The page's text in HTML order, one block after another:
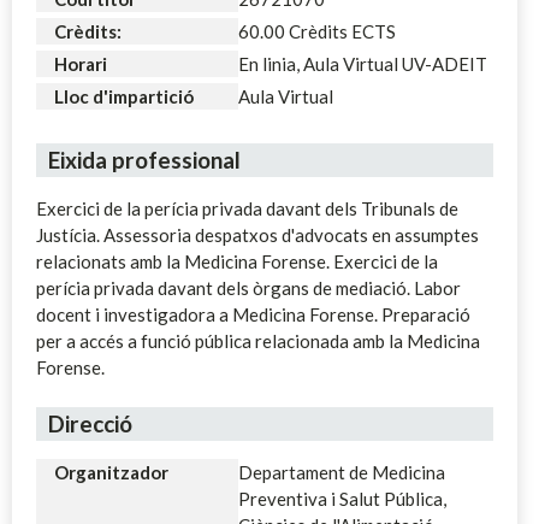
Crèdits:
60.00 Crèdits ECTS
Horari
En linia, Aula Virtual UV-ADEIT
Lloc d'impartició
Aula Virtual
Eixida professional
Exercici de la perícia privada davant dels Tribunals de
Justícia. Assessoria despatxos d'advocats en assumptes
relacionats amb la Medicina Forense. Exercici de la
perícia privada davant dels òrgans de mediació. Labor
docent i investigadora a Medicina Forense. Preparació
per a accés a funció pública relacionada amb la Medicina
Forense.
Direcció
Organitzador
Departament de Medicina
Preventiva i Salut Pública,